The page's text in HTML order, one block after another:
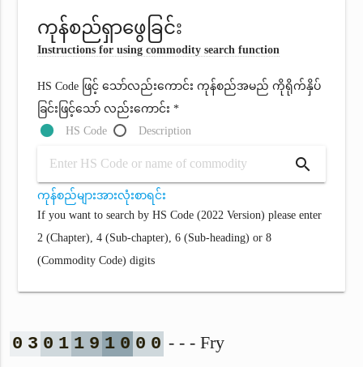
ကုန်စည်ရှာဖွေခြင်း
Instructions for using commodity search function
HS Code ဖြင့် သော်လည်းကောင်း ကုန်စည်အမည် ကိုရိုက်နှိပ်
ခြင်းဖြင့်သော် လည်းကောင်း *
HS Code
Description
search
ကုန်စည်များအားလုံးစာရင်း
If you want to search by HS Code (2022 Version) please enter
2 (Chapter), 4 (Sub-chapter), 6 (Sub-heading) or 8
(Commodity Code) digits
0 3 0 1 1 9 1 0 0 0 - - - Fry